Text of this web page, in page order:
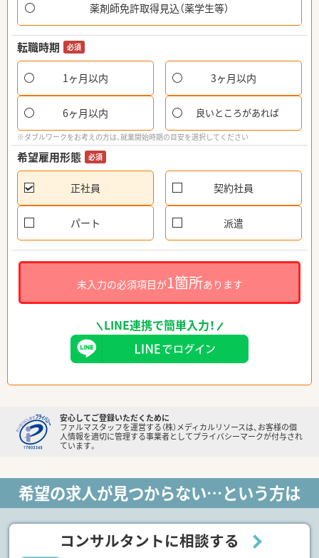
薬剤師免許取得見込（薬学生等）
転職時期 必須
1ヶ月以内 3ヶ月以内
6ヶ月以内 良いところがあれば
※ダブルワークをお考えの方は、就業開始時期の目安を選択してください
希望雇用形態 必須
正社員 契約社員
パート 派遣
未入力の必須項目が1箇所あります
LINE連携で簡単入力！
安心してご登録いただくために
ファルマスタッフを運営する（株）メディカルリソースは、お客様の個
人情報を適切に管理する事業者としてプライバシーマークが付与され
ています。
希望の求人が見つからない…という方は
コンサルタントに相談する